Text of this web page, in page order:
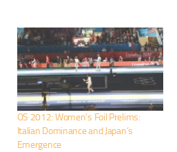
OS 2012: Women’s Foil Prelims:
Italian Dominance and Japan’s
Emergence